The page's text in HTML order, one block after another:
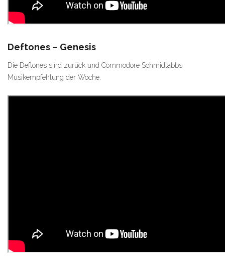
Deftones – Genesis
Die Deftones sind zurück und Commodore Schmidlabbs
Musikempfehlung der Woche.